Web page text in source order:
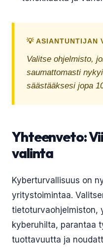
💡 ASIANTUNTIJAN
Valitse ohjelmisto,
saumattomasti
säästääksesi jopa
Yhteenveto:
valinta
Kyberturvallisuus on
yritystoimintaa.
tietoturvaohjelmiston,
kyberuhilta, parantaa
tuottavuutta ja